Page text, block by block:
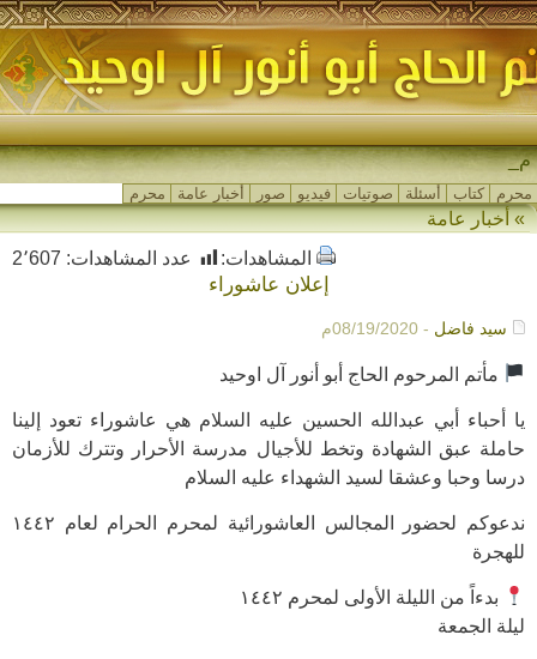
مجالس_
محرم كتاب أسئلة صوتيات فيديو صور أخبار عامة محرم
» أخبار عامة
المشاهدات:
عدد المشاهدات: 2٬607
إعلان عاشوراء
سيد فاضل - 08/19/2020م
مأتم المرحوم الحاج أبو أنور آل اوحيد
يا أحباء أبي عبدالله الحسين عليه السلام هي عاشوراء تعود إلينا
حاملة عبق الشهادة وتخط للأجيال مدرسة الأحرار وتترك للأزمان
درسا وحبا وعشقا لسيد الشهداء عليه السلام
ندعوكم لحضور المجالس العاشورائية لمحرم الحرام لعام ١٤٤٢
للهجرة
بدءاً من الليلة الأولى لمحرم ١٤٤٢
ليلة الجمعة